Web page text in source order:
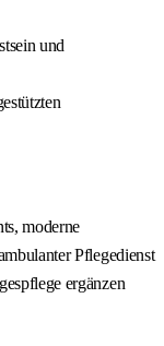
und
moderne
Pflegedienst
ergänzen